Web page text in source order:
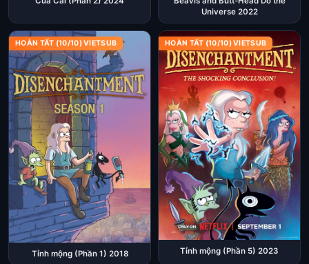
Universe 2022
HOÀN TẤT (10/10) VIETSUB
Tỉnh mộng (Phần 1) 2018
HOÀN TẤT (10/10) VIETSUB
Tỉnh mộng (Phần 5) 2023